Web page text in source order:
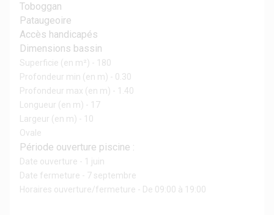
Toboggan
Pataugeoire
Accès handicapés
Dimensions bassin
Superficie (en m²) - 180
Profondeur min (en m) - 0.30
Profondeur max (en m) - 1.40
Longueur (en m) - 17
Largeur (en m) - 10
Ovale
Période ouverture piscine :
Date ouverture - 1 juin
Date fermeture - 7 septembre
Horaires ouverture/fermeture - De 09:00 à 19:00